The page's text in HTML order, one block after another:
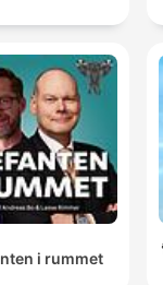
i rummet